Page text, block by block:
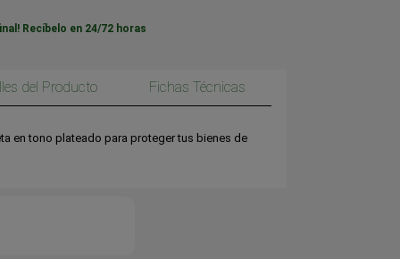
Recíbelo en 24/72 horas
del Producto Fichas Técnicas
en tono plateado para proteger tus bienes de